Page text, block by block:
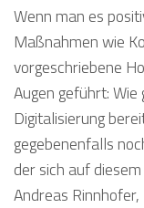
Wenn man es
Maßnahmen wie
vorgeschriebene
Augen geführt:
Digitalisierung
gegebenenfalls
der sich auf
Andreas